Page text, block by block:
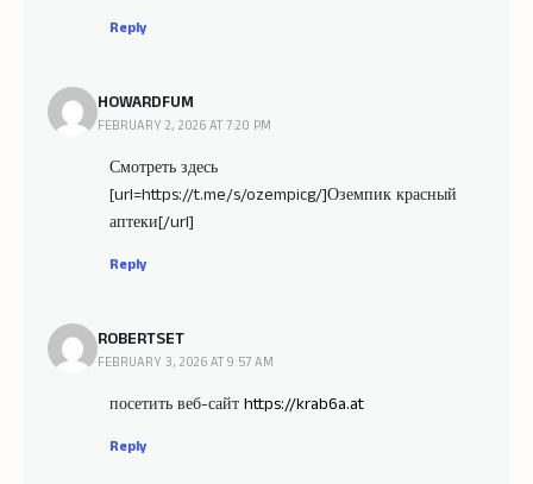
Reply
HOWARDFUM
FEBRUARY 2, 2026 AT 7:20 PM
Смотреть здесь
[url=https://t.me/s/ozempicg/]Оземпик красный
аптеки[/url]
Reply
ROBERTSET
FEBRUARY 3, 2026 AT 9:57 AM
посетить веб-сайт https://krab6a.at
Reply